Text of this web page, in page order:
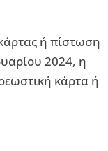
ή πίστωση
2024, η
κάρτα ή